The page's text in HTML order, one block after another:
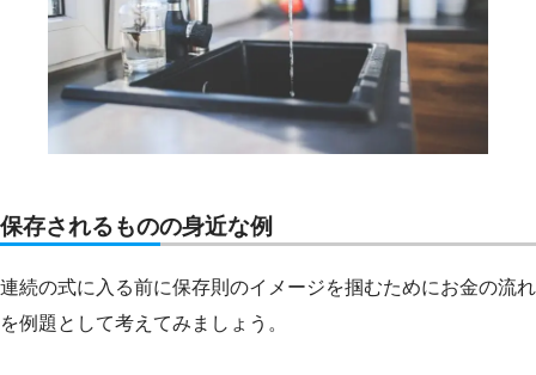
保存されるものの身近な例
連続の式に入る前に保存則のイメージを掴むためにお金の流れ
を例題として考えてみましょう。